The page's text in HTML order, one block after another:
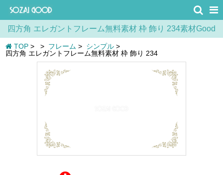
四方角 エレガントフレーム無料素材 枠 飾り 234素材Good
TOP > > フレーム > シンプル >
四方角 エレガントフレーム無料素材 枠 飾り 234